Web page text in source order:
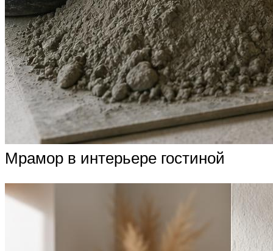
Мрамор в интерьере гостиной